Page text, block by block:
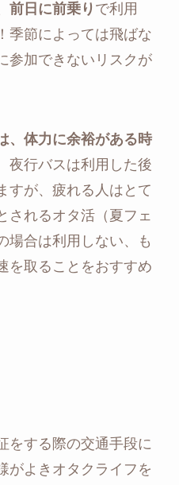
前日に前乗り で利用
季節によっては飛ばな
参加できないリスクが
、体力に余裕がある時
行バスは利用した後
すが、疲れる人はとて
されるオタ活（夏フェ
場合は利用しない、も
を取ることをおすすめ
をする際の交通手段に
がよきオタクライフを